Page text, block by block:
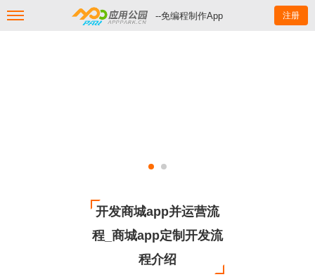
--免编程制作App 注册
开发商城app并运营流
程_商城app定制开发流
程介绍